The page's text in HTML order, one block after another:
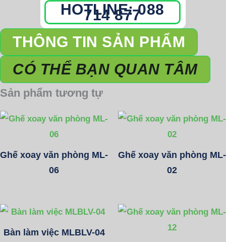
HOTLINE: 088
714 877
THÔNG TIN SẢN PHẨM
CÓ THỂ BẠN QUAN TÂM
Sản phẩm tương tự
Ghế xoay văn phòng ML-
06
Ghế xoay văn phòng ML-
02
Bàn làm việc MLBLV-04